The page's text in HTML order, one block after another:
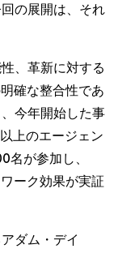
の展開は、それ
、革新に対する
確な整合性であ
今年開始した事
上のエージェン
が参加し、
ーク効果が実証
ダム・デイ